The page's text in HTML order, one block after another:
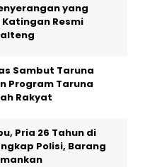
yang
Katingan Resmi
Sambut Taruna
Program Taruna
Rakyat
Pria 26 Tahun di
Polisi, Barang